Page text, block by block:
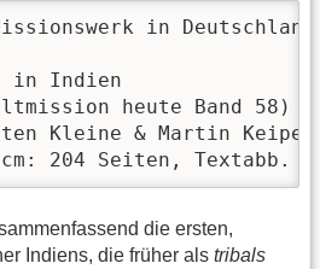
in Deutschland
in Indien
heute Band 58)
Kleine & Martin Keiper
204 Seiten, Textabb.
die ersten,
Indiens, die früher als tribals